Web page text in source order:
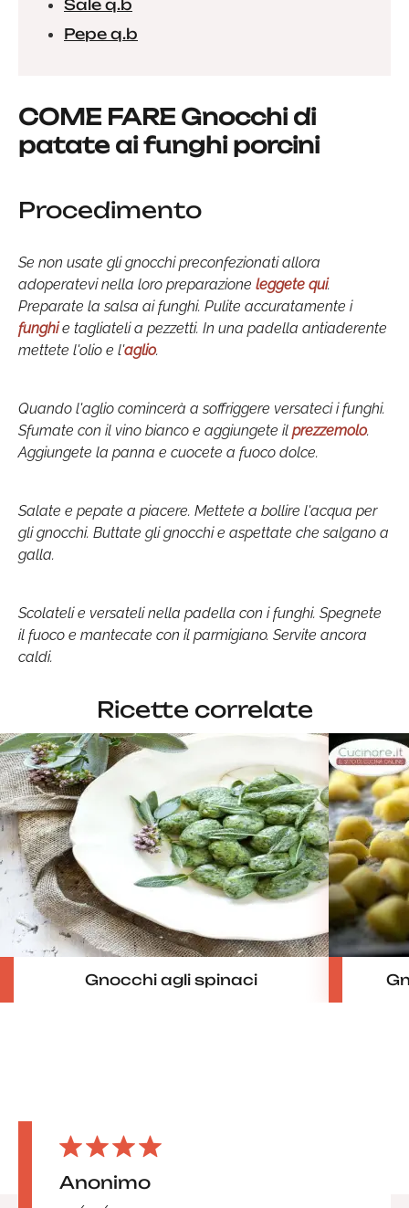
Sale q.b
Pepe q.b
COME FARE Gnocchi di
patate ai funghi porcini
Procedimento
Se non usate gli gnocchi preconfezionati allora
adoperatevi nella loro preparazione leggete qui.
Preparate la salsa ai funghi. Pulite accuratamente i
funghie tagliateli a pezzetti. In una padella antiaderente
mettete l'olio e l'aglio.
Quando l'aglio comincerà a soffriggere versateci i funghi.
Sfumate con il vino bianco e aggiungete il prezzemolo.
Aggiungete la panna e cuocete a fuoco dolce.
Salate e pepate a piacere. Mettete a bollire l'acqua per
gli gnocchi. Buttate gli gnocchi e aspettate che salgano a
galla.
Scolateli e versateli nella padella con i funghi. Spegnete
il fuoco e mantecate con il parmigiano. Servite ancora
caldi.
Ricette correlate
Gnocchi agli spinaci
Anonimo